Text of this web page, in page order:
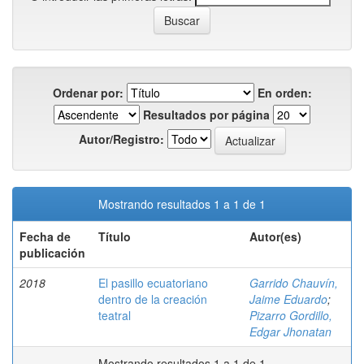
Ordenar por:
En orden:
Resultados por página
Autor/Registro:
Mostrando resultados 1 a 1 de 1
Fecha de
publicación
Título Autor(es)
2018
El pasillo ecuatoriano
dentro de la creación
teatral
Garrido Chauvín,
Jaime Eduardo;
Pizarro Gordillo,
Edgar Jhonatan